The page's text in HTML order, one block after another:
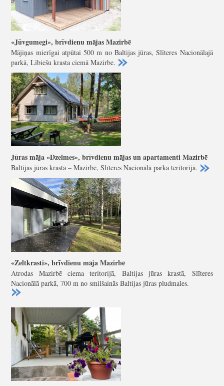
«Jūvgumegi», brīvdienu mājas Mazirbē
Mājiņas mierīgai atpūtai 500 m no Baltijas jūras, Slīteres Nacionālajā
parkā, Lībiešu krasta ciemā Mazirbe.
Jūras māja «Dzelmes», brīvdienu mājas un apartamenti Mazirbē
Baltijas jūras krastā – Mazirbē, Slīteres Nacionālā parka teritorijā.
«Zeltkrasti», brīvdienu māja Mazirbē
Atrodas Mazirbē ciema teritorijā, Baltijas jūras krastā, Slīteres
Nacionālā parkā, 700 m no smilšainās Baltijas jūras pludmales.